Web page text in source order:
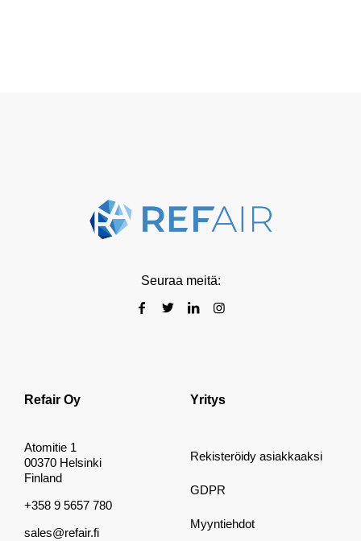
Seuraa meitä:
Refair Oy
Atomitie 1
00370 Helsinki
Finland
+358 9 5657 780
sales@refair.fi
Yritys
Rekisteröidy asiakkaaksi
GDPR
Myyntiehdot